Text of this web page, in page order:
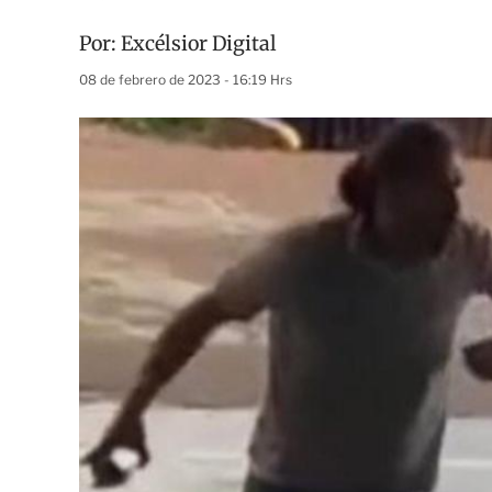
Por: Excélsior Digital
08 de febrero de 2023 - 16:19 Hrs